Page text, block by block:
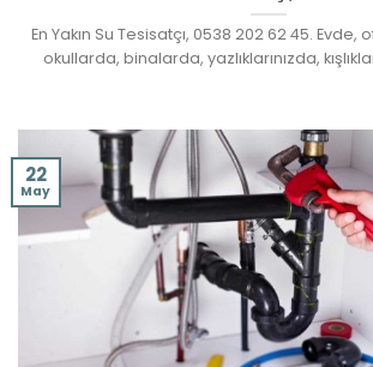
En Yakın Su Tesisatçı, 0538 202 62 45.
okullarda, binalarda, yazlıklarınızda,
22
May